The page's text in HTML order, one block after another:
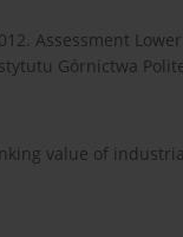
Assessment
Górnictwa
value of